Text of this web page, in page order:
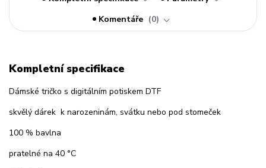
Komentáře
0
Kompletní specifikace
Dámské tričko s digitálním potiskem DTF
skvělý dárek k narozeninám, svátku nebo pod stomeček
100 % bavlna
pratelné na 40 °C